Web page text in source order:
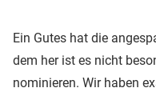
Ein Gutes hat die
dem her ist es nicht
nominieren. Wir haben